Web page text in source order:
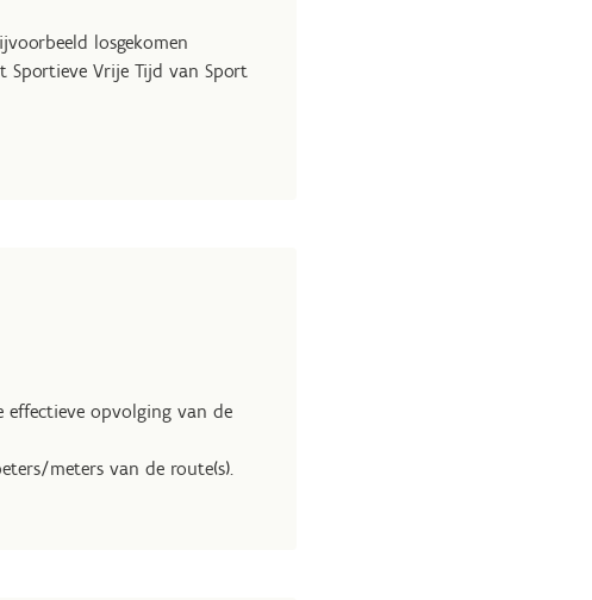
losgekomen
Sportieve Vrije Tijd van Sport
effectieve opvolging van de
meters van de route(s).